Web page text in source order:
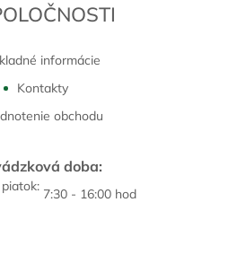
informácie
Kontakty
obchodu
doba:
7:30 - 16:00 hod